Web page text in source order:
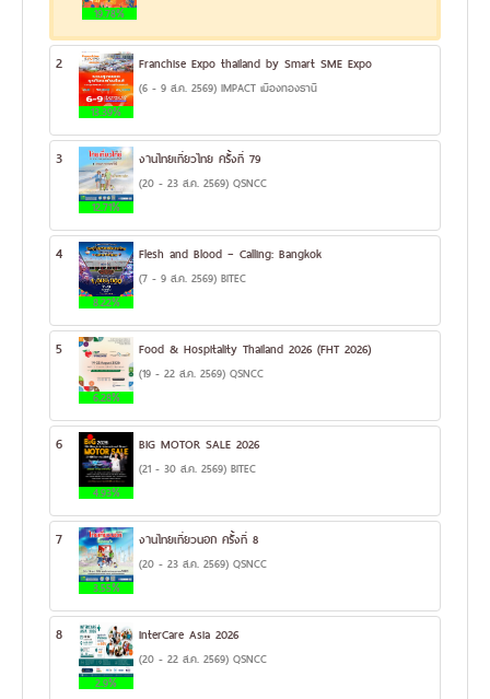
19.78%
2
13.39%
Franchise Expo thailand by Smart SME Expo
(6 - 9 ส.ค. 2569) IMPACT เมืองทองธานี
3
12.71%
งานไทยเที่ยวไทย ครั้งที่ 79
(20 - 23 ส.ค. 2569) QSNCC
4
8.22%
Flesh and Blood – Calling: Bangkok
(7 - 9 ส.ค. 2569) BITEC
5
6.28%
Food & Hospitality Thailand 2026 (FHT 2026)
(19 - 22 ส.ค. 2569) QSNCC
6
4.93%
BIG MOTOR SALE 2026
(21 - 30 ส.ค. 2569) BITEC
7
3.55%
งานไทยเที่ยวนอก ครั้งที่ 8
(20 - 23 ส.ค. 2569) QSNCC
8
2.9%
InterCare Asia 2026
(20 - 22 ส.ค. 2569) QSNCC